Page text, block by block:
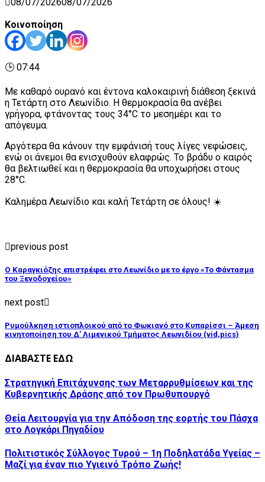
Κοινοποίηση
🕒 07:44
Με καθαρό ουρανό και έντονα καλοκαιρινή διάθεση ξεκινά
η Τετάρτη στο Λεωνίδιο. Η θερμοκρασία θα ανέβει
γρήγορα, φτάνοντας τους 34°C το μεσημέρι και το
απόγευμα.
Αργότερα θα κάνουν την εμφάνισή τους λίγες νεφώσεις,
ενώ οι άνεμοι θα ενισχυθούν ελαφρώς. Το βράδυ ο καιρός
θα βελτιωθεί και η θερμοκρασία θα υποχωρήσει στους
28°C.
Καλημέρα Λεωνίδιο και καλή Τετάρτη σε όλους! ☀️
previous post
Ο Καραγκιόζης επιστρέφει στο Λεωνίδιο με το έργο «Το Φάντασμα
του Ξενοδοχείου»
next post
Ρυμούλκηση ιστιοπλοικού από το Φωκιανό στο Κυπαρίσσι – Άμεση
κινητοποίηση του Δ’ Λιμενικού Τμήματος Λεωνιδίου (vid,pics)
ΔΙΑΒΑΣΤΕ ΕΔΩ
Στρατηγική Επιτάχυνσης των Μεταρρυθμίσεων και της
Κυβερνητικής Δράσης από τον Πρωθυπουργό
Θεία Λειτουργία για την Απόδοση της εορτής του Πάσχα
στo Λογκάρι Πηγαδίου
Πολιτιστικός Σύλλογος Τυρού – 1η Ποδηλατάδα Υγείας –
Μαζί για έναν πιο Υγιεινό Τρόπο Ζωής!